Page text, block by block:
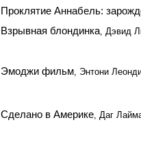
Проклятие Аннабель:
Взрывная блондинка, Дэвид
Эмоджи фильм, Энтони
Сделано в Америке, Даг